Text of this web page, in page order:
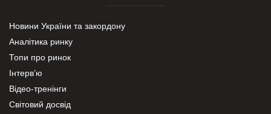
Новини України та закордону
Аналітика ринку
Топи про ринок
Інтерв’ю
Відео-тренінги
Світовий досвід